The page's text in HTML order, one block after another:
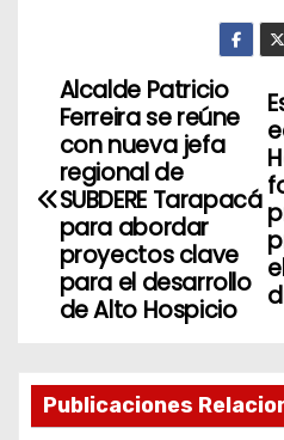
N
v
c
Alcalde Patricio
Ferreira se reúne
con nueva jefa
regional de
SUBDERE Tarapacá
para abordar
proyectos clave
para el desarrollo
de Alto Hospicio
Publicaciones